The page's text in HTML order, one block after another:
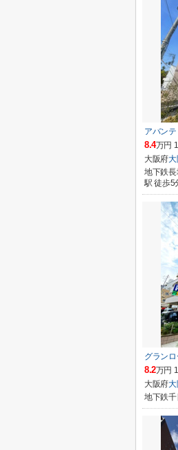
アバン
8.4万円
大阪府大
地下鉄長
駅 徒歩5
グラン
8.2万円
大阪府大
地下鉄